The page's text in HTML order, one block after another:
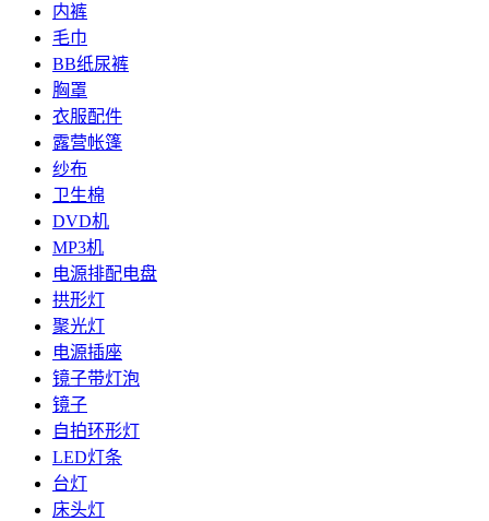
内裤
毛巾
BB纸尿裤
胸罩
衣服配件
露营帐篷
纱布
卫生棉
DVD机
MP3机
电源排配电盘
拱形灯
聚光灯
电源插座
镜子带灯泡
镜子
自拍环形灯
LED灯条
台灯
床头灯